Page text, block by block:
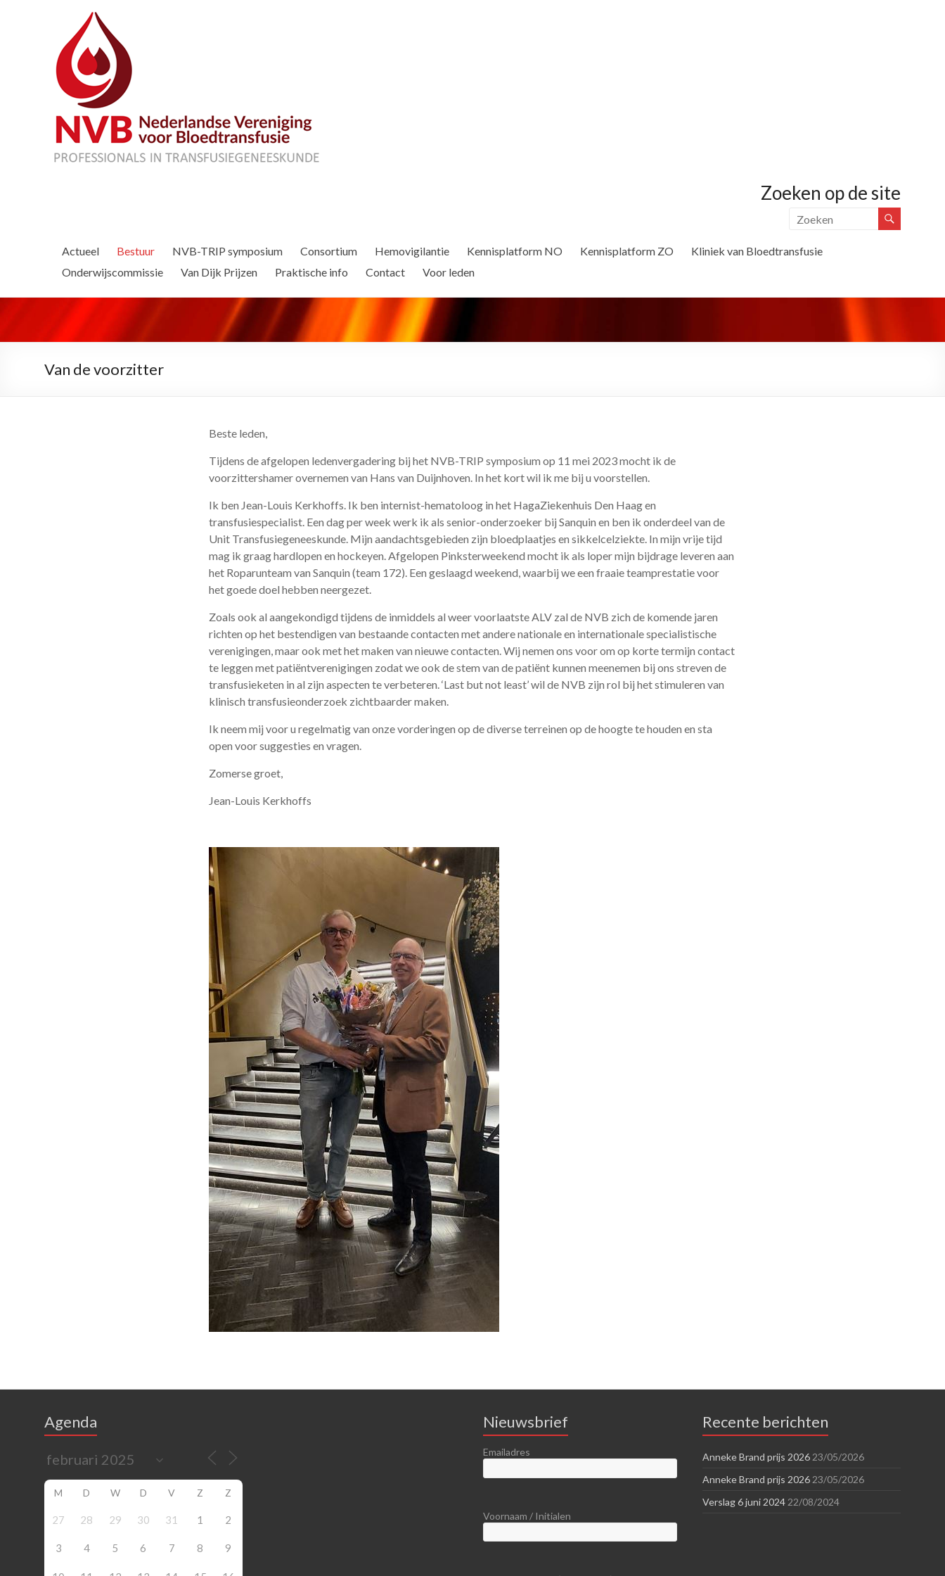
Zoeken op de site
Actueel Bestuur NVB-TRIP symposium Consortium Hemovigilantie Kennisplatform NO Kennisplatform ZO
Kliniek van Bloedtransfusie
Onderwijscommissie
Van Dijk Prijzen Praktische info Contact Voor leden
Van de voorzitter
Beste leden,
Tijdens de afgelopen ledenvergadering bij het NVB-TRIP symposium op 11 mei 2023 mocht ik de
voorzittershamer overnemen van Hans van Duijnhoven. In het kort wil ik me bij u voorstellen.
Ik ben Jean-Louis Kerkhoffs. Ik ben internist-hematoloog in het HagaZiekenhuis Den Haag en
transfusiespecialist. Een dag per week werk ik als senior-onderzoeker bij Sanquin en ben ik onderdeel van de
Unit Transfusiegeneeskunde. Mijn aandachtsgebieden zijn bloedplaatjes en sikkelcelziekte. In mijn vrije tijd
mag ik graag hardlopen en hockeyen. Afgelopen Pinksterweekend mocht ik als loper mijn bijdrage leveren aan
het Roparunteam van Sanquin (team 172). Een geslaagd weekend, waarbij we een fraaie teamprestatie voor
het goede doel hebben neergezet.
Zoals ook al aangekondigd tijdens de inmiddels al weer voorlaatste ALV zal de NVB zich de komende jaren
richten op het bestendigen van bestaande contacten met andere nationale en internationale specialistische
verenigingen, maar ook met het maken van nieuwe contacten. Wij nemen ons voor om op korte termijn contact
te leggen met patiëntverenigingen zodat we ook de stem van de patiënt kunnen meenemen bij ons streven de
transfusieketen in al zijn aspecten te verbeteren. ‘Last but not least’ wil de NVB zijn rol bij het stimuleren van
klinisch transfusieonderzoek zichtbaarder maken.
Ik neem mij voor u regelmatig van onze vorderingen op de diverse terreinen op de hoogte te houden en sta
open voor suggesties en vragen.
Zomerse groet,
Jean-Louis Kerkhoffs
Agenda
M D W D V Z Z
27 28 29 30 31 1 2
3 4 5 6 7 8 9
Nieuwsbrief
Emailadres
Voornaam / Initialen
Recente berichten
Anneke Brand prijs 2026 23/05/2026
Anneke Brand prijs 2026 23/05/2026
Verslag 6 juni 2024 22/08/2024